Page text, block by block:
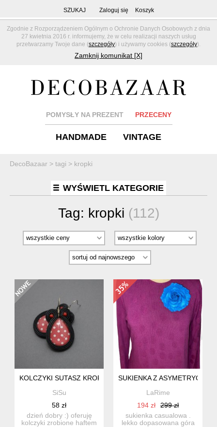
Zgodnie z Rozporządzeniem Ogólnym o Ochronie Danych Osobowych z dnia
27 kwietnia 2016 r. informujemy, że w celu realizacji naszych usług
przetwarzamy Twoje dane (szczegóły) i używamy cookies (szczegóły).
Zamknij komunikat [X]
SZUKAJ Zaloguj się Koszyk
POMYSŁY NA PREZENT PRZECENY
HANDMADE VINTAGE
DecoBazaar > tagi > kropki
WYŚWIETL KATEGORIE
Tag: kropki (112)
KOLCZYKI SUTASZ KROPKI
SiSu
58 zł
dzień dobry :) oferuję
kolczyki zrobione haftem
SUKIENKA Z
LaRime
194 zł
299 zł
sukienka casualowa .
lekko dopasowana góra